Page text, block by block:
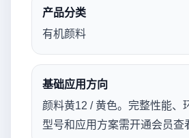
产品分类
有机颜料
基础应用方向
颜料黄12 / 黄色。完整性能、
型号和应用方案需开通会员查